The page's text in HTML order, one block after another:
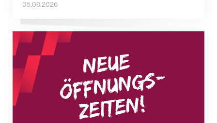
05.08.2026
Neue Empfangszeiten ab 1. August 2026